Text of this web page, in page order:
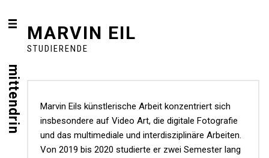
MARVIN EIL
STUDIERENDE
Marvin Eils künstlerische Arbeit konzentriert sich
insbesondere auf Video Art, die digitale Fotografie
und das multimediale und interdisziplinäre Arbeiten.
Von 2019 bis 2020 studierte er zwei Semester lang
mittendrin